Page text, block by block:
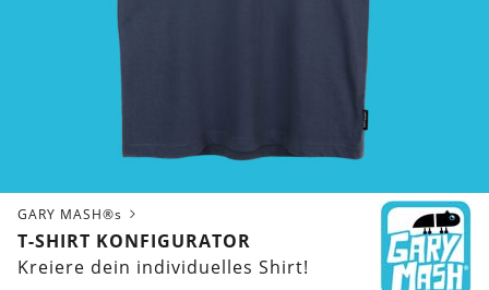
GARY MASH®s
T-SHIRT KONFIGURATOR
Kreiere dein individuelles Shirt!